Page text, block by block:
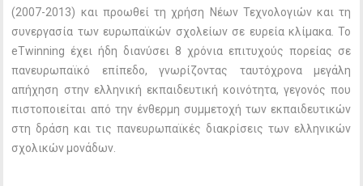
(2007-2013) και προωθεί τη χρήση Νέων Τεχνολογιών και τη
συνεργασία των ευρωπαϊκών σχολείων σε ευρεία κλίμακα. Το
eTwinning έχει ήδη διανύσει 8 χρόνια επιτυχούς πορείας σε
πανευρωπαϊκό επίπεδο, γνωρίζοντας ταυτόχρονα μεγάλη
απήχηση στην ελληνική εκπαιδευτική κοινότητα, γεγονός που
πιστοποιείται από την ένθερμη συμμετοχή των εκπαιδευτικών
στη δράση και τις πανευρωπαϊκές διακρίσεις των ελληνικών
σχολικών μονάδων.